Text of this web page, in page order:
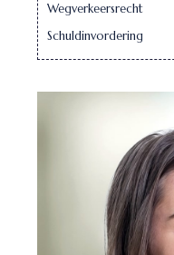
Wegverkeersrecht
Schuldinvordering